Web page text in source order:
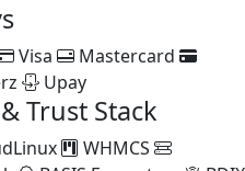
Visa
Mastercard
Upay
Trust Stack
WHMCS